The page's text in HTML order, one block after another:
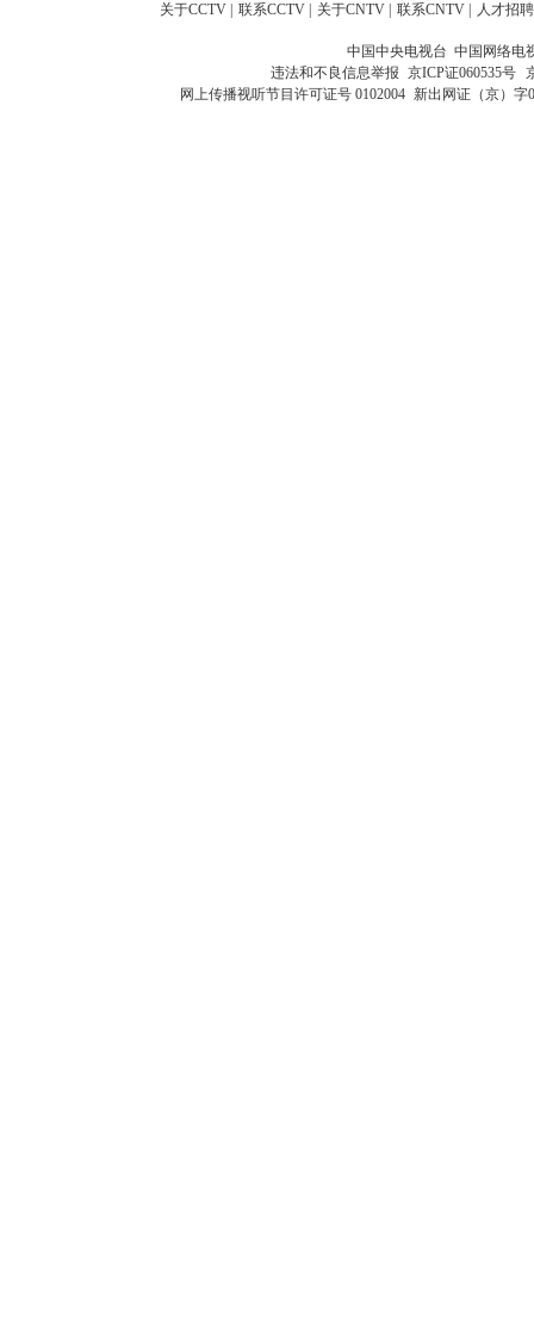
关于CCTV 联系CCTV 关于CNTV 联系CNTV 人才招聘
中国中央电视台 中国网络电
违法和不良信息举报 京ICP证060535号
网上传播视听节目许可证号 0102004 新出网证（京）